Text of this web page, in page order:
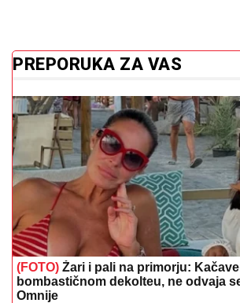
PREPORUKA ZA VAS
(FOTO) Žari i pali na primorju:
bombastičnom dekolteu, ne odvaja
Omnije